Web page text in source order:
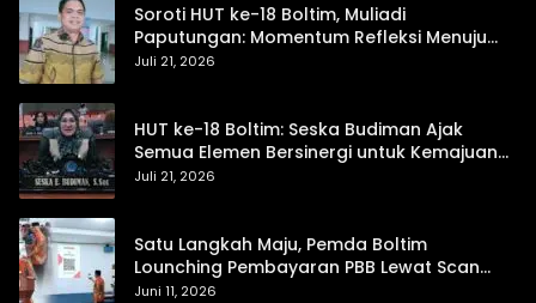
Soroti HUT ke-18 Boltim, Muliadi
Paputungan: Momentum Refleksi Menuju
Daerah Mandiri dan Berdaya Saing
Juli 21, 2026
HUT ke-18 Boltim: Seska Budiman Ajak
Semua Elemen Bersinergi untuk Kemajuan
Daerah
Juli 21, 2026
Satu Langkah Maju, Pemda Boltim
Lounching Pembayaran PBB Lewat Scan
Qris
Juni 11, 2026